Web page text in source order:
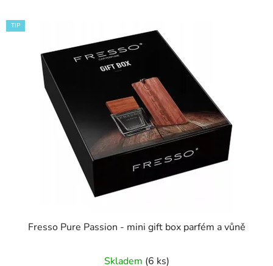
TIP
Fresso Pure Passion - mini gift box parfém a vůně
Skladem (6 ks)